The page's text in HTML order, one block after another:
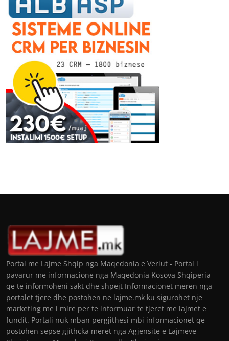
Portal me Lajme Shqip nga Maqedonia e Veriut - Portal i
pavarur me informacione nga Maqedonia Kosova Shqiperia
qe te informoheni sakt dhe shpejt Informacionet meren nga
portalet tjere dhe postohen ne lajme.mk ku sigurohet nje
marketing me i mire per te informuar te tjeret me lajmet e
fundit. Portali nuk mban pergjithesi mbi informacionet qe
postohen sepse gjithcka meret nga Agjensite e Lajmeve